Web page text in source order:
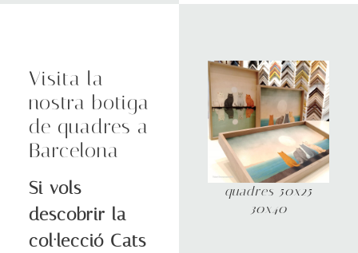
Visita la
nostra botiga
de quadres a
Barcelona
Si vols
descobrir la
col·lecció Cats
quadres 50x25
30x40